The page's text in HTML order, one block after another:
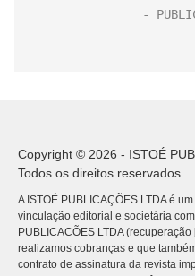
Copyright © 2026 - ISTOÉ
Todos os direitos reservados.
A ISTOÉ PUBLICAÇÕES LTDA é
vinculação editorial e societária
PUBLICACÕES LTDA
realizamos cobranças e que
contrato de assinatura da revista